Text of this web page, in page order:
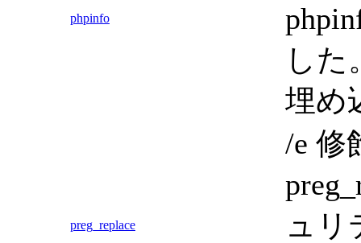
phpinfo
し
埋め
preg_replace
/e 修
ュリ